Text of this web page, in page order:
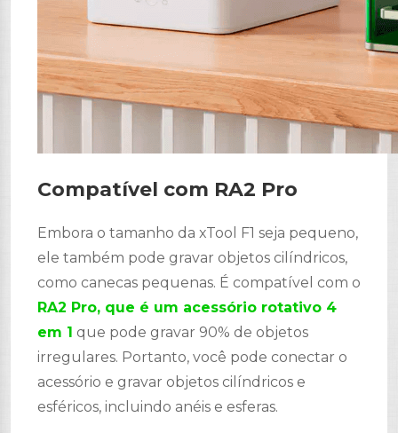
Compatível com RA2 Pro
Embora o tamanho da xTool F1 seja pequeno,
ele também pode gravar objetos cilíndricos,
como canecas pequenas. É compatível com o
RA2 Pro, que é um acessório rotativo 4
em 1 que pode gravar 90% de objetos
irregulares. Portanto, você pode conectar o
acessório e gravar objetos cilíndricos e
esféricos, incluindo anéis e esferas.